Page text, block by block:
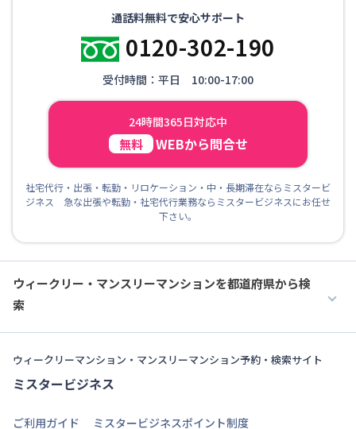
通話料無料で安心サポート
0120-302-190
受付時間：平日 10:00-17:00
24時間365日対応中
無料 WEBから問合せ
社宅代行・出張・転勤・リロケーション・中・長期滞在ならミスタービ
ジネス 急な出張や転勤・社宅代行業務ならミスタービジネスにお任せ
下さい。
ウィークリー・マンスリーマンションを都道府県から検
索
ウィークリーマンション・マンスリーマンション予約・検索サイト
ミスタービジネス
ご利用ガイド ミスタービジネスポイント制度